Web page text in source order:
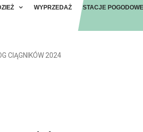
WYPRZEDAŻ STACJE
CIĄGNIKÓW 2024